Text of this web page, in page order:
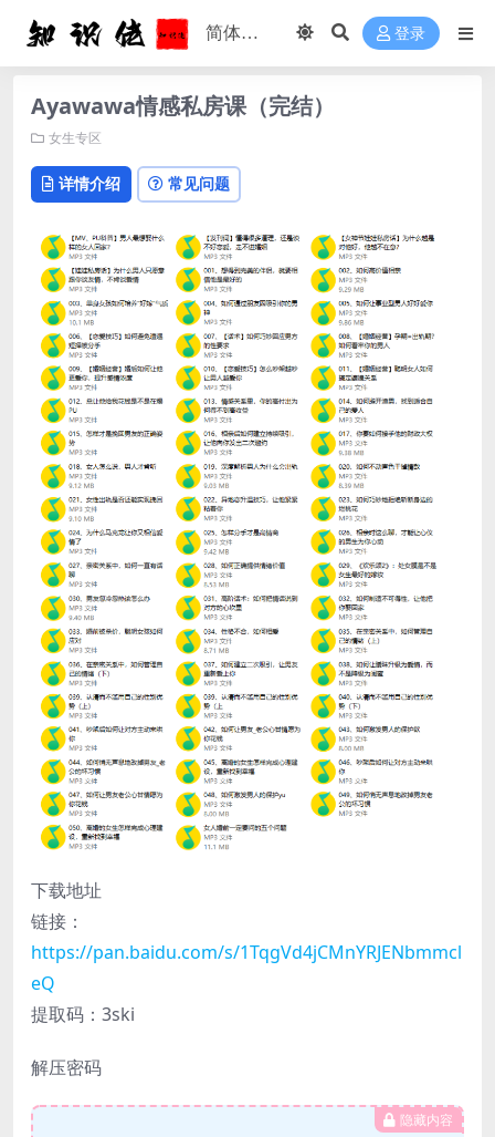
登录
Ayawawa情感私房课（完结）
女生专区
详情介绍 常见问题
下载地址
链接：
https://pan.baidu.com/s/1TqgVd4jCMnYRJENbmmcl
eQ
提取码：3ski
解压密码
隐藏内容